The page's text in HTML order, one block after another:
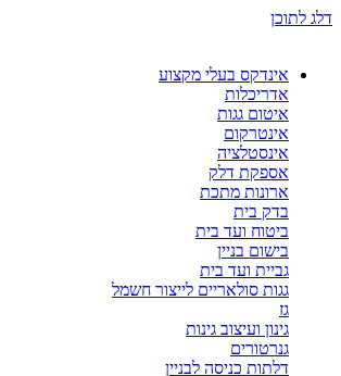
דלג לתוכן
אינדקס בעלי מקצוע
אדריכלות
איטום גגות
אינטרקום
אינסטלציה
אספקת דלק
ארונות מתכת
בדק בית
ביטוח ועד בית
בישום בניין
גביית ועד בית
גגות סולאריים לייצור חשמל
גז
גינון ועיצוב גינות
גנרטורים
דלתות כניסה לבניין